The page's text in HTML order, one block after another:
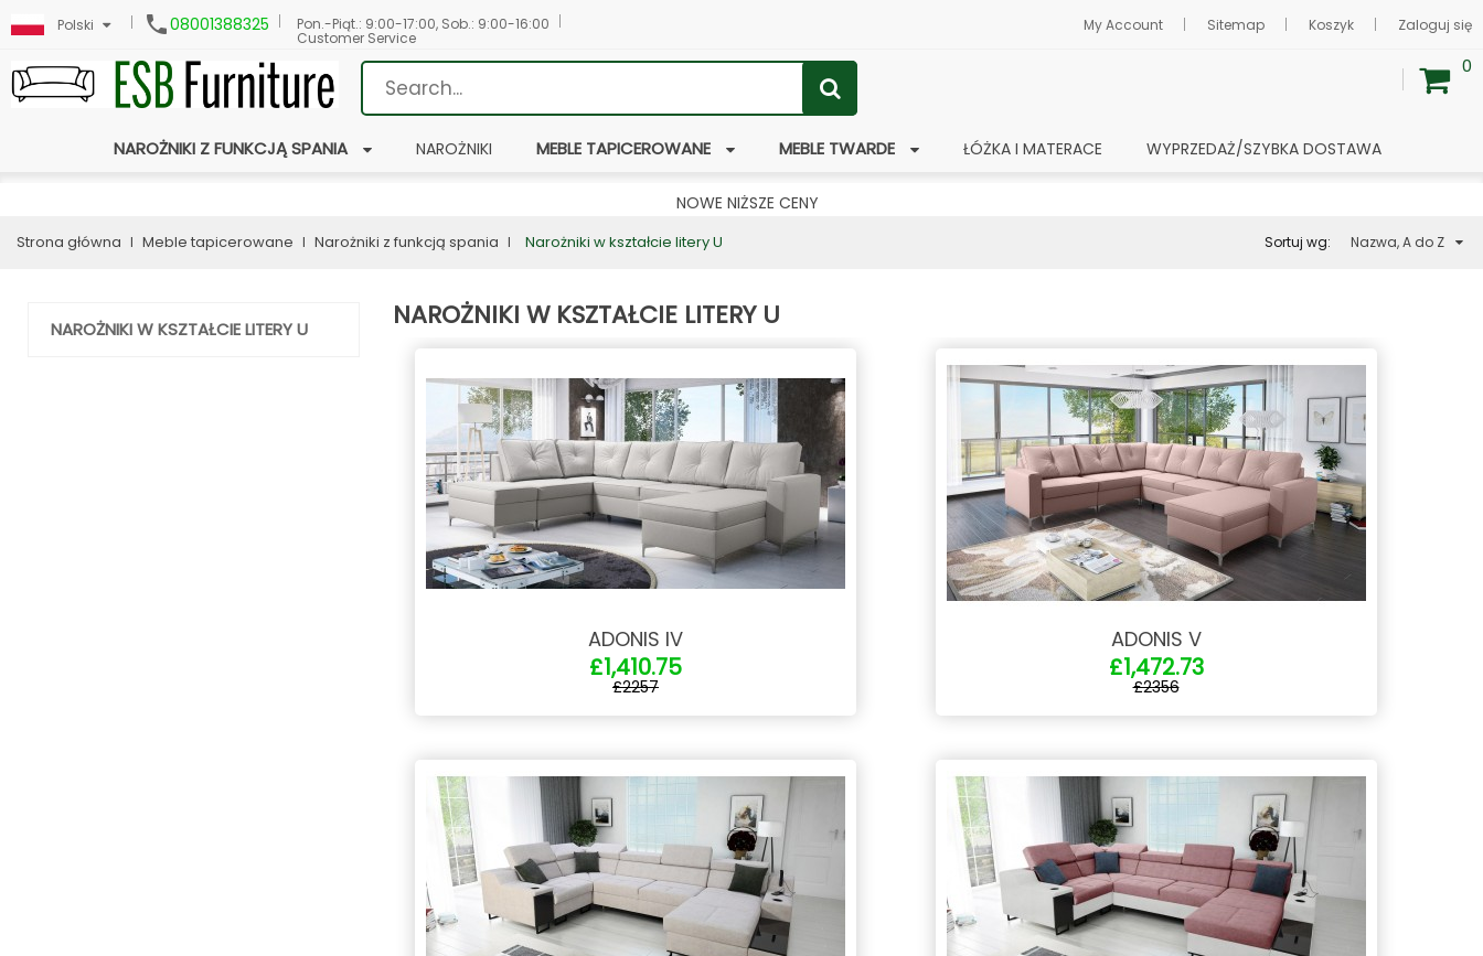
Polski 08001388325 Pon.-Piąt.: 9:00-17:00, Sob.: 9:00-16:00
Customer Service
My Account Sitemap Koszyk Zaloguj się
0
NAROŻNIKI Z FUNKCJĄ SPANIA NAROŻNIKI MEBLE TAPICEROWANE MEBLE TWARDE ŁÓŻKA I MATERACE WYPRZEDAŻ/SZYBKA DOSTAWA
NOWE NIŻSZE CENY
Sortuj wg: Nazwa, A do Z
Strona główna Meble tapicerowane Narożniki z funkcją spania Narożniki w kształcie litery U
NAROŻNIKI W KSZTAŁCIE LITERY U NAROŻNIKI W KSZTAŁCIE LITERY U
ADONIS IV
£1,410.75
£2257
ADONIS V
£1,472.73
£2356